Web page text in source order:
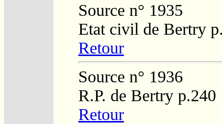
Source n° 1935
Etat civil de Bertry
Retour
Source n° 1936
R.P. de Bertry p.240
Retour